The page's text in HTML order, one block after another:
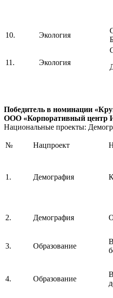
10. Экология
11. Экология
Победитель в номинации
ООО «Корпоративный центр
Национальные проекты:
№ Нацпроект
1. Демография
2. Демография
3. Образование
4. Образование